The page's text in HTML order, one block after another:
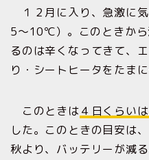
１２月に入り、急激に
5〜10℃）。このときか
るのは辛くなってきて、
り・シートヒータをたま
このときは４日くらい
した。このときの目安は
秋より、バッテリーが減